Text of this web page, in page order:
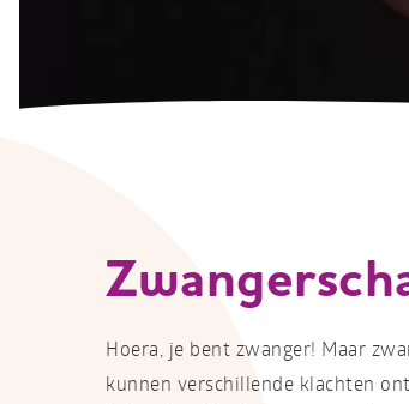
Hoera, je bent zwanger! Maar
kunnen verschillende klachten